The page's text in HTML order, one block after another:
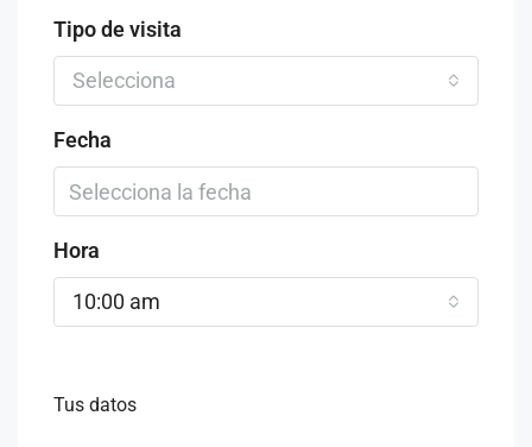
Tipo de visita
Selecciona
Fecha
Hora
10:00 am
Tus datos